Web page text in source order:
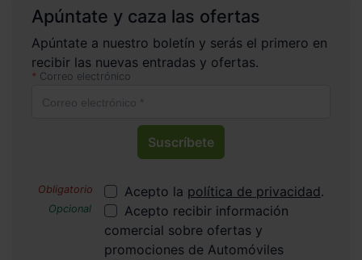
Apúntate y caza las ofertas
Apúntate a nuestro boletín y serás el primero en
recibir las nuevas entradas y ofertas.
Correo electrónico
Suscríbete
Acepto la política de privacidad.
Acepto recibir información
comercial sobre ofertas y
promociones de Automóviles